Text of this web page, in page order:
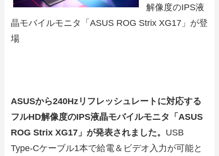
解像度のIPS液
晶モバイルモニタ「ASUS ROG Strix XG17」が登
場
ASUSから240Hzリフレッシュレートに対応する
フルHD解像度のIPS液晶モバイルモニタ「ASUS
ROG Strix XG17」が発表されました。 USB
Type-Cケーブル1本で給電＆ビデオ入力が可能と